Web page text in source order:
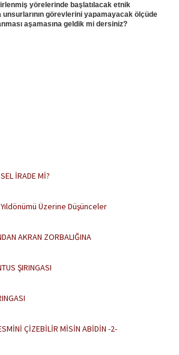
yörelerinde başlatılacak etnik
unsurlarının görevlerini yapamayacak ölçüde
aşamasına geldik mi dersiniz?
İRADE Mİ?
Üzerine Düşünceler
AKRAN ZORBALIĞINA
ŞIRINGASI
ÇİZEBİLİR MİSİN ABİDİN -2-